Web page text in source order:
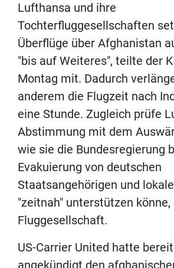
Lufthansa und ihre
Tochterfluggesellschaften
Überflüge über Afghanistan
"bis auf Weiteres", teilte der
Montag mit. Dadurch
anderem die Flugzeit nach
eine Stunde. Zugleich prüfe
Abstimmung mit dem
wie sie die Bundesregierung
Evakuierung von deutschen
Staatsangehörigen und
"zeitnah" unterstützen
Fluggesellschaft.
US-Carrier United hatte